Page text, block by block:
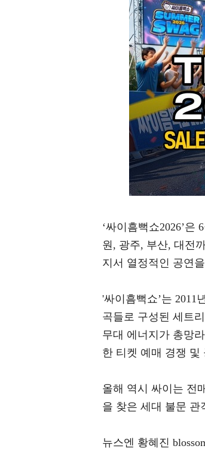
‘싸이흠뻑쇼2026’
원, 광주, 부산, 대전
지서 열정적인 공연
'싸이흠뻑쇼’는 2011
곡들로 구성된 세트
무대 에너지가 총망
한 티켓 예매 경쟁 및
올해 역시 싸이는 전
을 찾은 세대 불문 관
뉴스엔 황혜진